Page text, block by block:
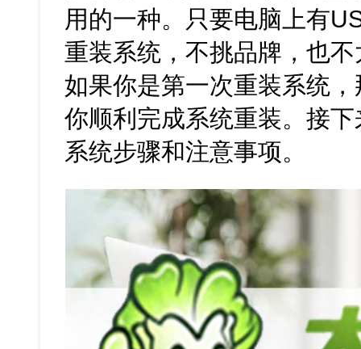
用的一种。只要电脑上有
重装系统，不挑品牌，也
如果你是第一次重装系统
你顺利完成系统重装。接
系统步骤和注意事项。